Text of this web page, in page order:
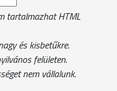
tartalmazhat HTML
és kisbetűkre.
felületen.
nem vállalunk.